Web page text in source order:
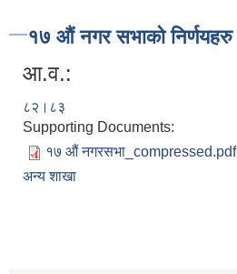
१७ औं नगर सभाको निर्णयहरु
आ.व.:
८२।८३
Supporting Documents:
१७ औं नगरसभा_compressed.pdf
अन्य शाखा